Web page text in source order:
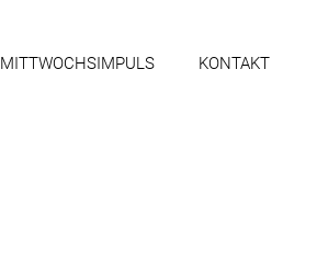
MITTWOCHSIMPULS KONTAKT